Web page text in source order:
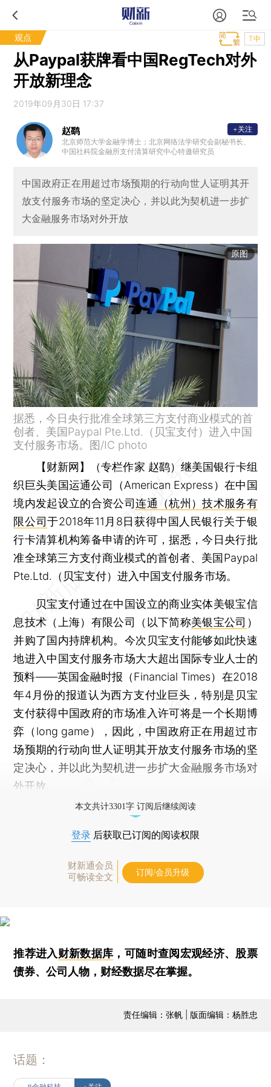
观点 T中
从Paypal获牌看中国RegTech对外
开放新理念
2019年09月30日 17:37
赵鹞
北京师范大学金融学博士；北京网络法学研究会副秘书长、
中国社科院金融所支付清算研究中心特邀研究员
+关注
中国政府正在用超过市场预期的行动向世人证明其开
放支付服务市场的坚定决心，并以此为契机进一步扩
大金融服务市场对外开放
原图
据悉，今日央行批准全球第三方支付商业模式的首
创者、美国Paypal Pte.Ltd.（贝宝支付）进入中国
支付服务市场。图/IC photo
【财新网】（专栏作家 赵鹞）继美国银行卡组
织巨头美国运通公司（American Express）在中国
境内发起设立的合资公司连通（杭州）技术服务有
限公司于2018年11月8日获得中国人民银行关于银
行卡清算机构筹备申请的许可，据悉，今日央行批
准全球第三方支付商业模式的首创者、美国Paypal
Pte.Ltd.（贝宝支付）进入中国支付服务市场。
贝宝支付通过在中国设立的商业实体美银宝信
息技术（上海）有限公司（以下简称美银宝公司 ）
并购了国内持牌机构。今次贝宝支付能够如此快速
地进入中国支付服务市场大大超出国际专业人士的
预料——英国金融时报（Financial Times）在2018
年4月份的报道认为西方支付业巨头，特别是贝宝
支付获得中国政府的市场准入许可将是一个长期博
弈（long game），因此，中国政府正在用超过市
场预期的行动向世人证明其开放支付服务市场的坚
定决心，并以此为契机进一步扩大金融服务市场对
外开放。
本文共计3301字 订阅后继续阅读
登录 后获取已订阅的阅读权限
财新通会员
可畅读全文
订阅/会员升级
推荐进入财新数据库 ，可随时查阅宏观经济、股票
债券、公司人物，财经数据尽在掌握。
责任编辑：张帆 | 版面编辑：杨胜忠
话题：